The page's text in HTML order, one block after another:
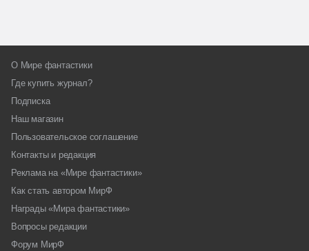
О Мире фантастики
Где купить журнал?
Подписка
Наш магазин
Пользовательское соглашение
Контакты и редакция
Реклама на «Мире фантастики»
Как стать автором МирФ
Награды «Мира фантастики»
Вопросы редакции
Форум МирФ